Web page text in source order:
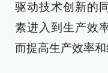
驱动技术创新的
素进入到生产效
而提高生产效率和